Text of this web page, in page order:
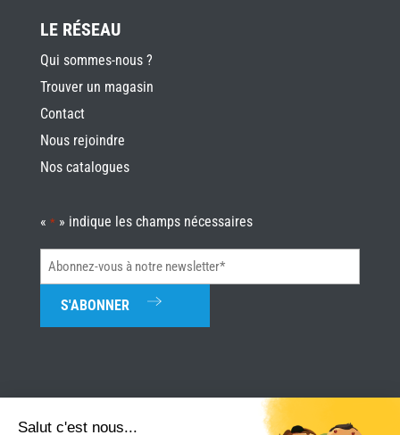
LE RÉSEAU
Qui sommes-nous ?
Trouver un magasin
Contact
Nous rejoindre
Nos catalogues
« * » indique les champs nécessaires
Abonnez-
vous
notre
Salut c'est nous...